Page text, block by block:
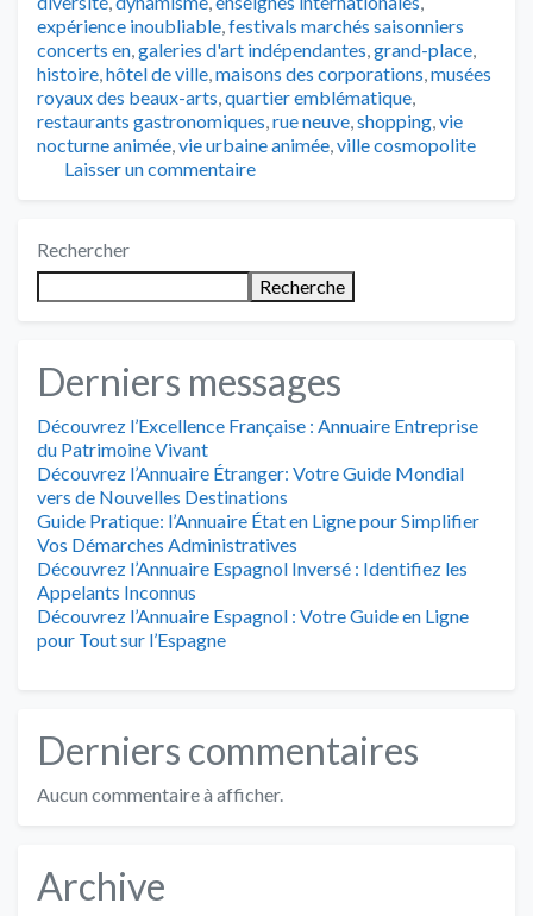
expérience inoubliable,festivals marchés saisonniers
concerts en,galeries d'art indépendantes,grand-place,
histoire,hôtel de ville,maisons des corporations,musées
royaux des beaux-arts,quartier emblématique,
restaurants gastronomiques,rue neuve,shopping,vie
nocturne animée,vie urbaine animée,ville cosmopolite
Laisser un commentaire
Rechercher
Recherche
Derniers messages
Découvrez l’Excellence Française : Annuaire Entreprise
du Patrimoine Vivant
Découvrez l’Annuaire Étranger: Votre Guide Mondial
vers de Nouvelles Destinations
Guide Pratique: l’Annuaire État en Ligne pour Simplifier
Vos Démarches Administratives
Découvrez l’Annuaire Espagnol Inversé : Identifiez les
Appelants Inconnus
Découvrez l’Annuaire Espagnol : Votre Guide en Ligne
pour Tout sur l’Espagne
Derniers commentaires
Aucun commentaire à afficher.
Archive